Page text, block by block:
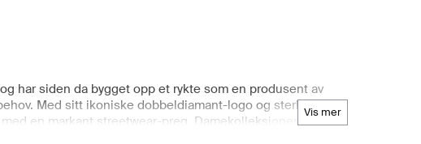
vis mer
har siden da bygget opp et rykte som en produsent av
Med sitt ikoniske dobbeldiamant-logo og sterke
en markant streetwear-preg. Damekolleksjonene fra